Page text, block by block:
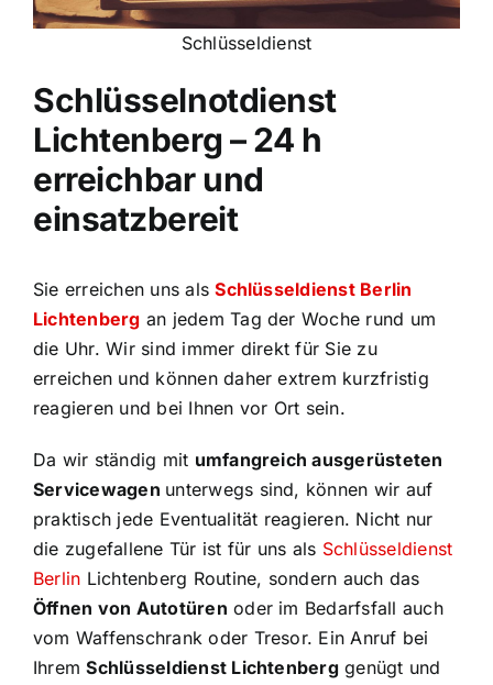
Schlüsseldienst
Schlüsselnotdienst
Lichtenberg – 24 h
erreichbar und
einsatzbereit
Sie erreichen uns alsSchlüsseldienst Berlin
Lichtenberg an jedem Tag der Woche rund um
die Uhr. Wir sind immer direkt für Sie zu
erreichen und können daher extrem kurzfristig
reagieren und bei Ihnen vor Ort sein.
Da wir ständig mit umfangreich ausgerüsteten
Servicewagen unterwegs sind, können wir auf
praktisch jede Eventualität reagieren. Nicht nur
die zugefallene Tür ist für uns als Schlüsseldienst
Berlin Lichtenberg Routine, sondern auch das
Öffnen von Autotüren oder im Bedarfsfall auch
vom Waffenschrank oder Tresor. Ein Anruf bei
IhremSchlüsseldienst Lichtenberggenügt und